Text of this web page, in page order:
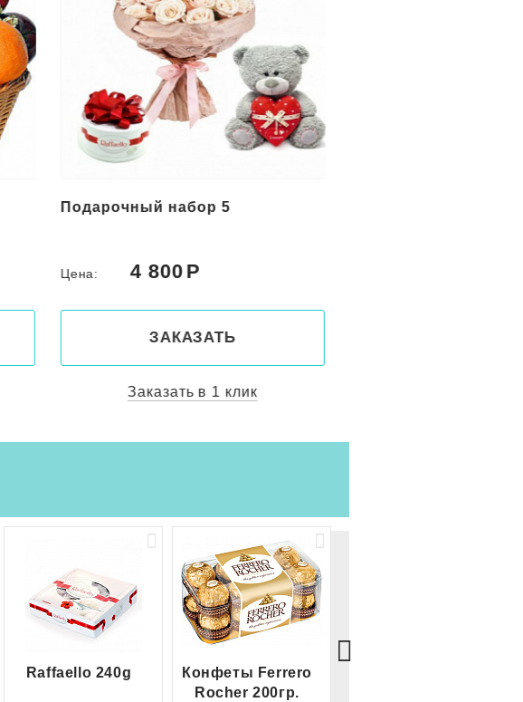
Подарочный набор 5
Цена: 4 800
ЗАКАЗАТЬ
Заказать в 1 клик
Raffaello 240g
Конфеты Ferrero
Rocher 200гр.